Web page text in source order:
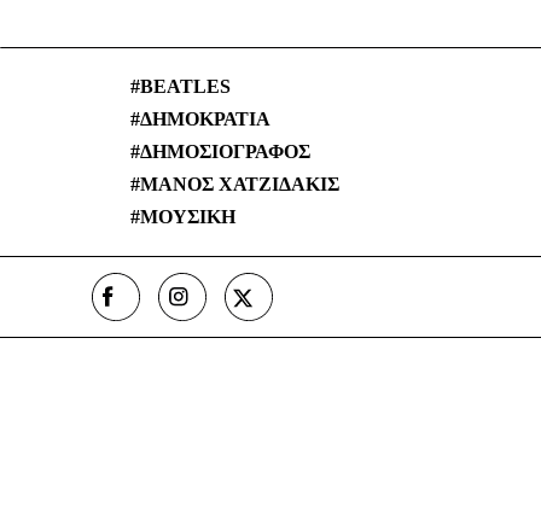
BEATLES
ΔΗΜΟΚΡΑΤΙΑ
ΔΗΜΟΣΙΟΓΡΑΦΟΣ
ΜΑΝΟΣ ΧΑΤΖΙΔΑΚΙΣ
ΜΟΥΣΙΚΗ